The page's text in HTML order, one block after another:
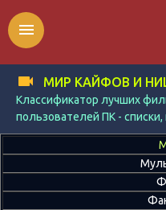
МИР КАЙФОВ И
Классификатор лучших
пользователей ПК -
menu